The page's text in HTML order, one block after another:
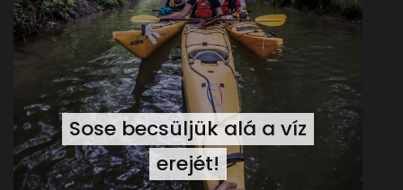
Sose becsüljük alá a víz
erejét!